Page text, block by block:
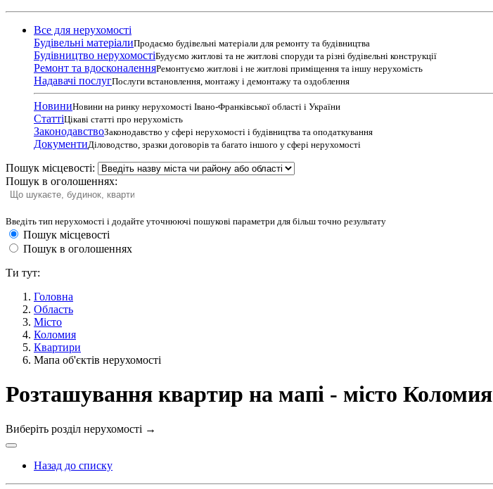
Все для нерухомості
Будівельні матеріалиПродаємо будівельні матеріали для ремонту та будівництва
Будівництво нерухомостіБудуємо житлові та не житлові споруди та різні будівельні конструкції
Ремонт та вдосконаленняРемонтуємо житлові і не житлові приміщення та іншу нерухомість
Надавачі послугПослуги встановлення, монтажу і демонтажу та оздоблення
НовиниНовини на ринку нерухомості Івано-Франківської області і України
СтаттіЦікаві статті про нерухомість
ЗаконодавствоЗаконодавство у сфері нерухомості і будівництва та оподаткування
ДокументиДіловодство, зразки договорів та багато іншого у сфері нерухомості
Пошук місцевості:
Пошук в оголошеннях:
Введіть тип нерухомості і додайте уточнюючі пошукові параметри для більш точно результату
Пошук місцевості
Пошук в оголошеннях
Ти тут:
Головна
Область
Місто
Коломия
Квартири
Мапа об'єктів нерухомості
Розташування квартир на мапі - місто Коломия
Виберіть розділ нерухомості →
Назад до списку